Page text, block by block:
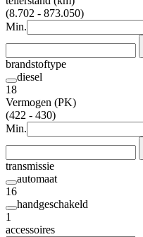
(8.702 - 873.050)
Min.
brandstoftype
diesel
18
Vermogen (PK)
(422 - 430)
Min.
transmissie
automaat
16
handgeschakeld
1
accessoires